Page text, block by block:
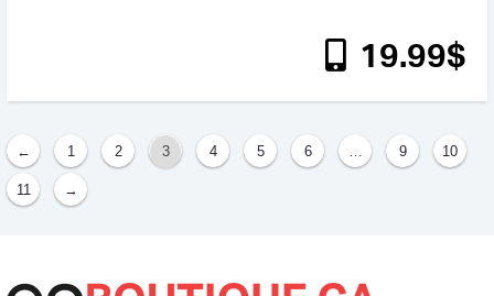
19.99$
← 1 2 3 4 5 6 … 9 10
11 →